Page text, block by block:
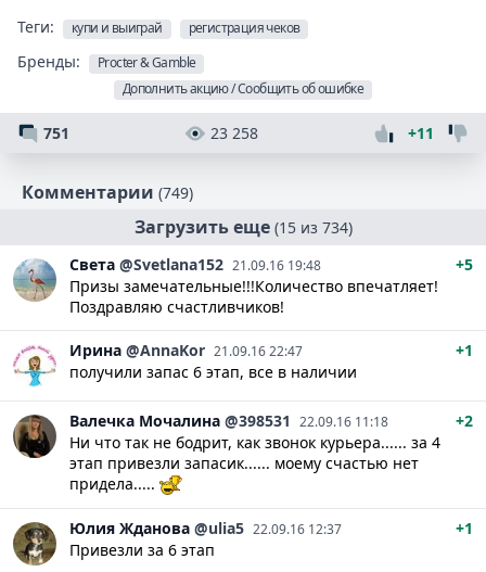
Теги: купи и выиграй регистрация чеков
Бренды:
Procter & Gamble
Дополнить акцию / Сообщить об ошибке
751 23 258 +11
Комментарии (749)
Загрузить еще (15 из 734)
Света @Svetlana152 21.09.16 19:48
+5
Призы замечательные!!!Количество впечатляет!
Поздравляю счастливчиков!
Ирина @AnnaKor 21.09.16 22:47
+1
получили запас 6 этап, все в наличии
Валечка Мочалина @398531 22.09.16 11:18
+2
Ни что так не бодрит, как звонок курьера...... за 4
этап привезли запасик...... моему счастью нет
придела.....
Юлия Жданова @ulia5 22.09.16 12:37
+1
Привезли за 6 этап